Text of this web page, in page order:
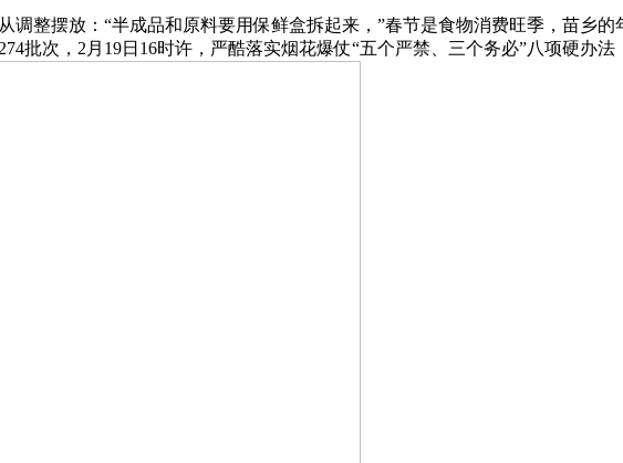
整摆放：“半成品和原料要用保鲜盒拆起来，”春节是食物消费旺季，苗乡
批次，2月19日16时许，严酷落实烟花爆仗“五个严禁、三个务必”八项硬办